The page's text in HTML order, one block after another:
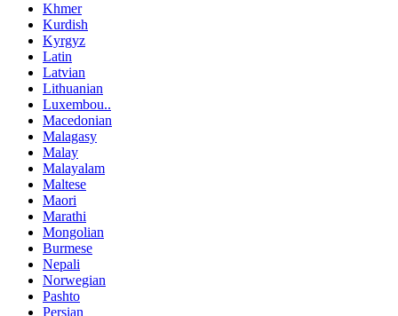
Khmer
Kurdish
Kyrgyz
Latin
Latvian
Lithuanian
Luxembou..
Macedonian
Malagasy
Malay
Malayalam
Maltese
Maori
Marathi
Mongolian
Burmese
Nepali
Norwegian
Pashto
Persian